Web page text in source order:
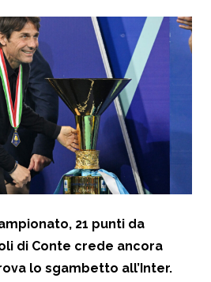
21 punti da
di Conte crede ancora
lo sgambetto all’Inter.